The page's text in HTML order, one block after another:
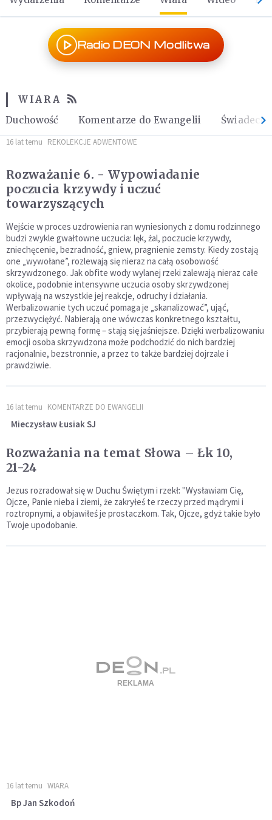
Radio DEON Modlitwa
WIARA
Duchowość
Komentarze do Ewangelii
16 lat temu REKOLEKCJE ADWENTOWE
Rozważanie 6. - Wypowiadanie
poczucia krzywdy i uczuć
towarzyszących
Wejście w proces uzdrowienia ran wyniesionych z domu rodzinnego
budzi zwykle gwałtowne uczucia: lęk, żal, poczucie krzywdy,
zniechęcenie, bezradność, gniew, pragnienie zemsty. Kiedy zostają
one „wywołane”, rozlewają się nieraz na całą osobowość
skrzywdzonego. Jak obfite wody wylanej rzeki zalewają nieraz całe
okolice, podobnie intensywne uczucia osoby skrzywdzonej
wpływają na wszystkie jej reakcje, odruchy i działania.
Werbalizowanie tych uczuć pomaga je „skanalizować”, ująć,
przezwyciężyć. Nabierają one wówczas konkretnego kształtu,
przybierają pewną formę – stają się jaśniejsze. Dzięki werbalizowaniu
emocji osoba skrzywdzona może podchodzić do nich bardziej
racjonalnie, bezstronnie, a przez to także bardziej dojrzale i
prawdziwie.
16 lat temu KOMENTARZE DO EWANGELII
Mieczysław Łusiak SJ
Rozważania na temat Słowa – Łk 10,
21-24
Jezus rozradował się w Duchu Świętym i rzekł: "Wysławiam Cię,
Ojcze, Panie nieba i ziemi, że zakryłeś te rzeczy przed mądrymi i
roztropnymi, a objawiłeś je prostaczkom. Tak, Ojcze, gdyż takie było
Twoje upodobanie.
16 lat temu WIARA
Bp Jan Szkodoń